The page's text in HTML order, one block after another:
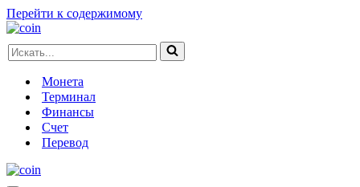
Перейти к содержимому
Искать...
Монета
Терминал
Финансы
Счет
Перевод